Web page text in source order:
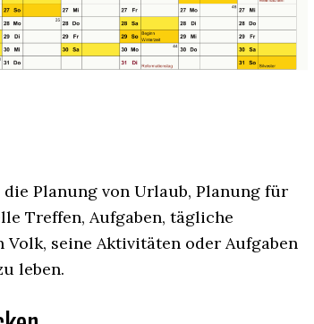
Planung von Urlaub, Planung für
Treffen, Aufgaben, tägliche
seine Aktivitäten oder Aufgaben
leben.